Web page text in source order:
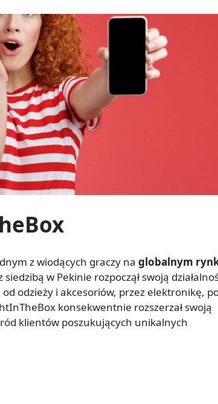
z wiodących graczy na globalnym
siedzibą w Pekinie rozpoczął swoją
odzieży i akcesoriów, przez elektronikę,
konsekwentnie rozszerzał swoją
klientów poszukujących unikalnych